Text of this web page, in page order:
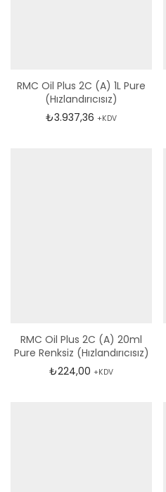
RMC Oil Plus 2C (A) 1L Pure
(Hızlandırıcısız)
₺3.937,36 +KDV
RMC Oil Plus 2C (A) 20ml
Pure Renksiz (Hızlandırıcısız)
₺224,00 +KDV